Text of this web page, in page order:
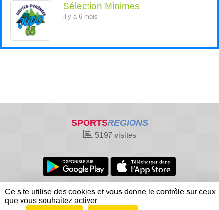
Sélection Minimes
il y a 6 mois
SPORTSREGIONS
5197 visites
Charte cookies
Gestion des cookies
Informations légales
Signaler un contenu inapproprié
Ce site utilise des cookies et vous donne le contrôle sur ceux
que vous souhaitez activer